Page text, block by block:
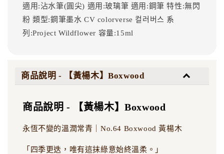
適用:沾水筆(圓尖) 適用:玻璃筆 適用:鋼筆特性:無閃
粉類型:鋼筆墨水CV colorverse 컬러버스 系
列:Project Wildflower 容量:15ml
商品說明 - 【黃楊木】Boxwood
商品說明 - 【黃楊木】Boxwood
永恆不變的溫潤常青｜No.64 Boxwood 黃楊木
「四季更迭，唯有這抹綠意始終溫柔。」